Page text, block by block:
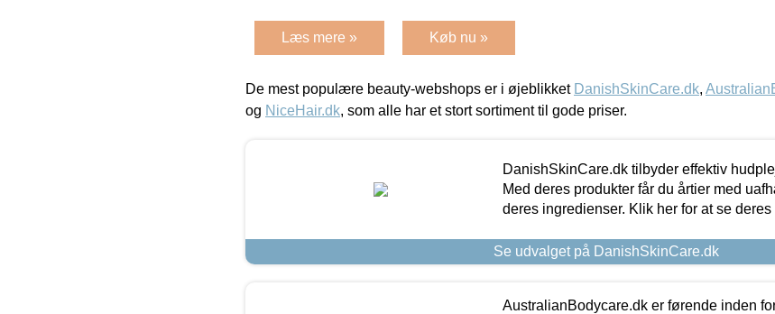
Læs mere » Køb nu »
De mest populære beauty-webshops er i øjeblikket DanishSkinCare.dk,
og NiceHair.dk, som alle har et stort sortiment til gode priser.
DanishSkinCare.dk tilbyder effektiv
Med deres produkter får du årtier med
deres ingredienser. Klik her for at se deres
Se udvalget på DanishSkinCare.dk
AustralianBodycare.dk er førende inden